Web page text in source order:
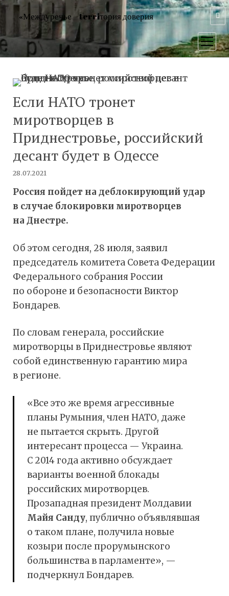
«Междуречье – terriтория доверия
меню
Если НАТО тронет
миротворцев в
Приднестровье, российский
десант будет в Одессе
28.07.2021
Россия пойдет на деблокирующий удар
в случае блокировки миротворцев
на Днестре.
Об этом сегодня, 28 июля, заявил
председатель комитета Совета Федерации
Федерального собрания России
по обороне и безопасности Виктор
Бондарев.
По словам генерала, российские
миротворцы в Приднестровье являют
собой единственную гарантию мира
в регионе.
«Все это же время агрессивные
планы Румыния, член НАТО, даже
не пытается скрыть. Другой
интересант процесса — Украина.
С 2014 года активно обсуждает
варианты военной блокады
российских миротворцев.
Прозападная президент Молдавии
Майя Санду, публично объявлявшая
о таком плане, получила новые
козыри после прорумынского
большинства в парламенте», —
подчеркнул Бондарев.